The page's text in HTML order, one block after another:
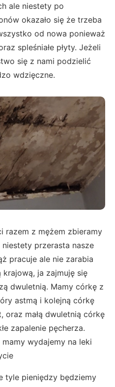
ale niestety po
okazało się że trzeba
od nowa ponieważ
spleśniałe płyty. Jeżeli
się z nami podzielić
wdzięczne.
razem z mężem zbieramy
przerasta nasze
pracuje ale nie zarabia
ja zajmuję się
dwuletnią. Mamy córkę z
astmą i kolejną córkę
oraz małą dwuletnią córkę
zapalenie pęcherza.
wydajemy na leki
tyle pieniędzy będziemy